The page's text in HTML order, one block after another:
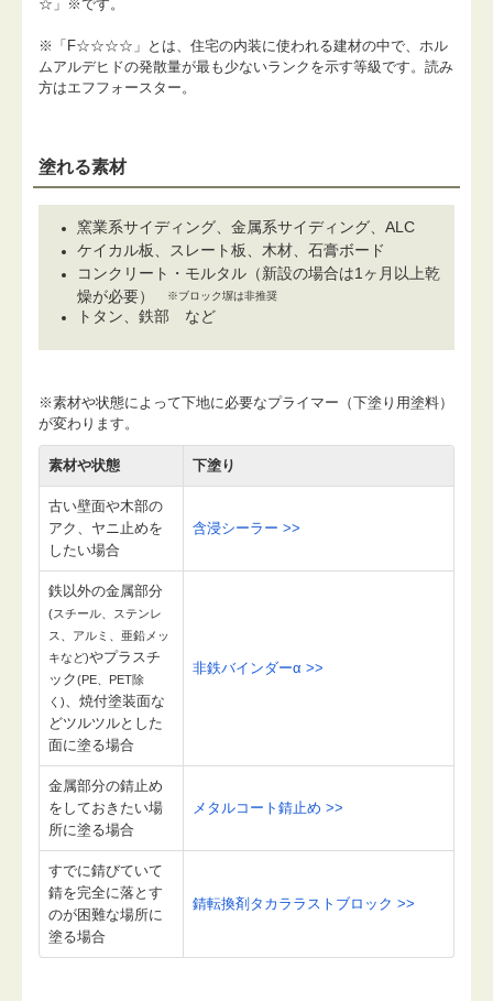
☆」※です。
※「F☆☆☆☆」とは、住宅の内装に使われる建材の中で、ホル
ムアルデヒドの発散量が最も少ないランクを示す等級です。読み
方はエフフォースター。
塗れる素材
窯業系サイディング、金属系サイディング、ALC
ケイカル板、スレート板、木材、石膏ボード
コンクリート・モルタル（新設の場合は1ヶ月以上乾
燥が必要） ※ブロック塀は非推奨
トタン、鉄部 など
※素材や状態によって下地に必要なプライマー（下塗り用塗料）
が変わります。
素材や状態 下塗り
古い壁面や木部の
アク、ヤニ止めを
したい場合
含浸シーラー >>
鉄以外の金属部分
(スチール、ステンレ
ス、アルミ、亜鉛メッ
キなど)やプラスチ
ック(PE、PET除
く)、焼付塗装面な
どツルツルとした
面に塗る場合
非鉄バインダーα >>
金属部分の錆止め
をしておきたい場
所に塗る場合
メタルコート錆止め >>
すでに錆びていて
錆を完全に落とす
のが困難な場所に
塗る場合
錆転換剤タカララストブロック >>